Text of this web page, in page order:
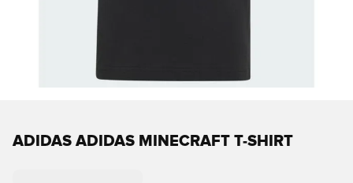
ADIDAS ADIDAS MINECRAFT T-SHIRT